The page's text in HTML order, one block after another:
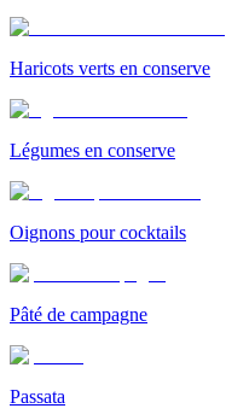
Haricots verts en conserve
Légumes en conserve
Oignons pour cocktails
Pâté de campagne
Passata